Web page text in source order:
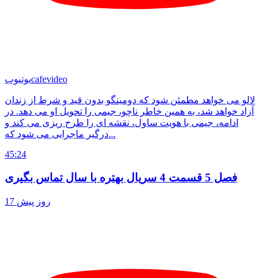
یوتیوبcafevideo
لالو می خواهد مطمئن شود که دومینگو بدون قید و شرط از زندان
آزاد خواهد شد، به همین خاطر ناچو، جیمی را تحویل او می دهد. در
ادامه، جیمی با هویت ساول، نقشه ای را طرح ریزی می کند و
درگیر ماجرایی می شود که...
45:24
فصل 5 قسمت 4 سریال بهتره با سال تماس بگیری
17 روز پیش